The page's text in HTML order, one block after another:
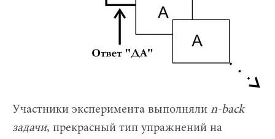
Участники эксперимента выполняли n-back
задачи, прекрасный тип упражнений на